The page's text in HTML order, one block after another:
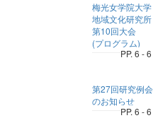
梅光女学院大学
地域文化研究所
第10回大会
(プログラム)
PP. 6 - 6
第27回研究例会
のお知らせ
PP. 6 - 6